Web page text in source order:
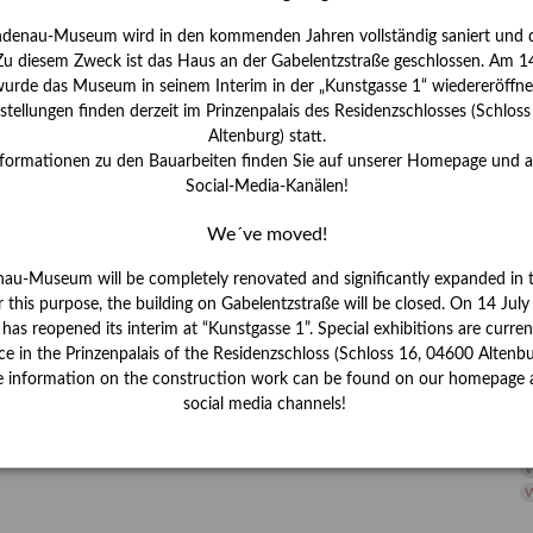
Museum wird in den kommenden Jahren vollständig saniert und
diesem Zweck ist das Haus an der Gabelentzstraße geschlossen. Am
das Museum in seinem Interim in der „Kunstgasse 1“
finden derzeit im Prinzenpalais des Residenzschlosses
Altenburg) statt.
zu den Bauarbeiten finden Sie auf unserer Homepage und
Social-Media-Kanälen!
We´ve moved!
Museum will be completely renovated and significantly expanded in
this purpose, the building on Gabelentzstraße will be closed. On 14
reopened its interim at “Kunstgasse 1”. Special exhibitions are
in the Prinzenpalais of the Residenzschloss (Schloss 16, 04600
information on the construction work can be found on our homepage
social media channels!